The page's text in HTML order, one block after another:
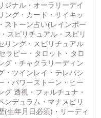
ジナル・オーラリーデイ
ング・カード・サイキッ
ストーン占い(レインボー
スピリチュアル・スピリ
リング・スピリチュアル
ラピー・タロット・タロ
グ・チャクラリーディン
・ツインレイ・テレパシ
・パワーストーン・ヒー
グ 透視・フォルチュナ・
ンデュラム・マナスピリ
(生年月日必須)・リーディ